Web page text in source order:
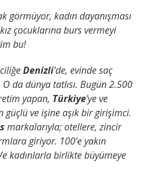
görmüyor, kadın dayanışması
çocuklarına burs vermeyi
bu!
Denizli’de, evinde saç
da dünya tatlısı. Bugün 2.500
yapan, Türkiye’ye ve
güçlü ve işine aşık bir girişimci.
markalarıyla; otellere, zincir
giriyor. 100’e yakın
kadınlarla birlikte büyümeye